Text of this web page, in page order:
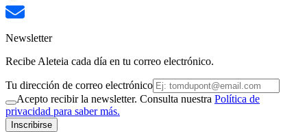
Newsletter
Recibe Aleteia cada día en tu correo electrónico.
Tu dirección de correo electrónico
Acepto recibir la newsletter. Consulta nuestra Política de
privacidad para saber más.
Inscribirse